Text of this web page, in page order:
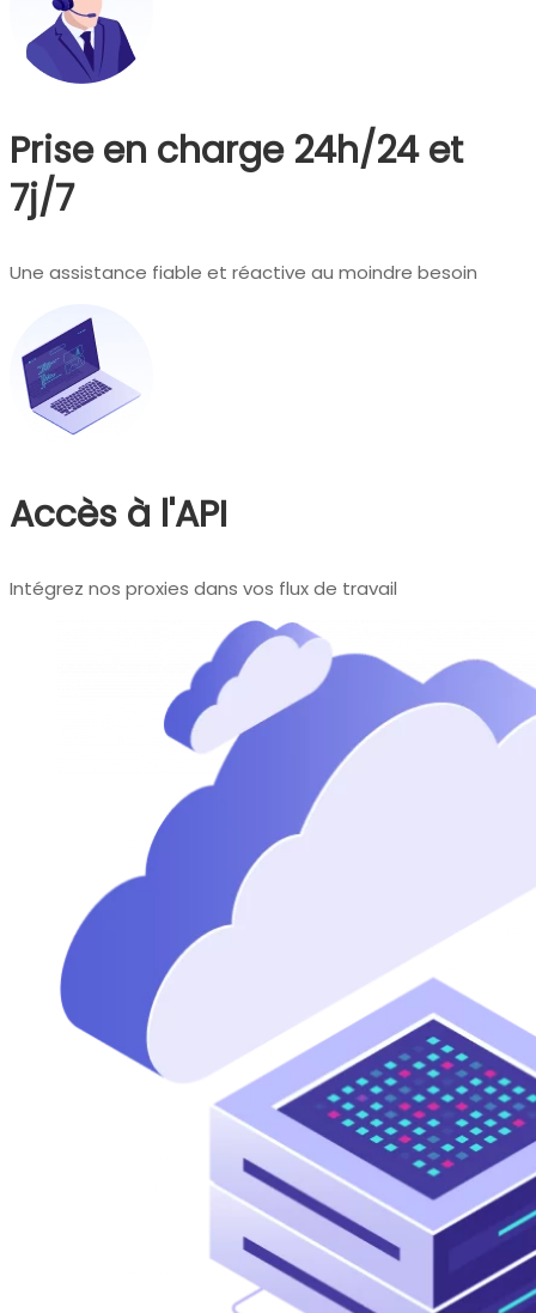
Prise en charge 24h/24 et
7j/7
Une assistance fiable et réactive au moindre besoin
Accès à l'API
Intégrez nos proxies dans vos flux de travail